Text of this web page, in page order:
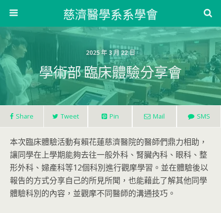
慈濟醫學系系學會
2025 年 3 月 22 日
學術部 臨床體驗分享會
Share Tweet Pin Mail SMS
本次臨床體驗活動有賴花蓮慈濟醫院的醫師們鼎力相助，
讓同學在上學期能夠去往一般外科、腎臟內科、眼科、整
形外科、婦產科等12個科別進行觀摩學習。並在體驗後以
報告的方式分享自己的所見所聞，也能藉此了解其他同學
體驗科別的內容，並觀摩不同醫師的溝通技巧。